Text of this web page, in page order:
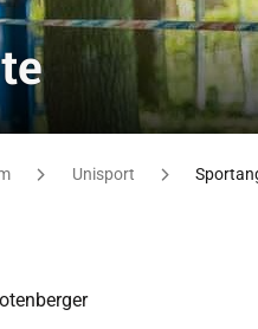
Unisport